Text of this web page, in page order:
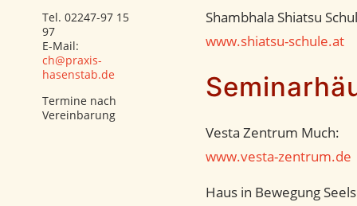
Shambhala Shiatsu
www.shiatsu-schule.at
Vesta Zentrum Much:
www.vesta-zentrum.de
Haus in Bewegung
Tel. 02247-97 15
97
E-Mail:
ch@praxis-
hasenstab.de
Termine nach
Vereinbarung